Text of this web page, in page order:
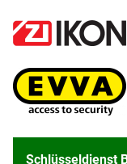
Schlüsseldienst